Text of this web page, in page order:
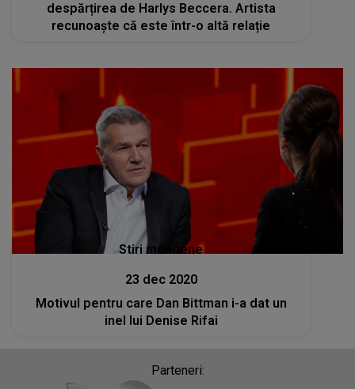
despărțirea de Harlys Beccera. Artista
recunoaște că este într-o altă relație
Stiri mondene
23 dec 2020
Motivul pentru care Dan Bittman i-a dat un
inel lui Denise Rifai
Parteneri: